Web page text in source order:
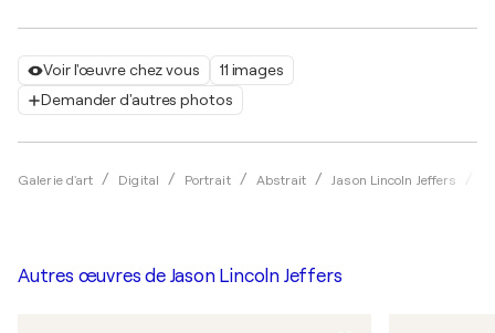
Voir l'œuvre chez vous
11 images
Demander d'autres photos
Galerie d'art Digital Portrait Abstrait Jason Lincoln Jeffers
Autres œuvres de Jason Lincoln Jeffers